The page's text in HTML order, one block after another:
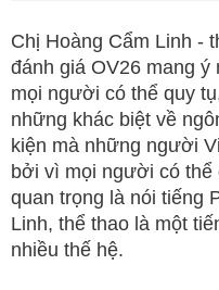
Chị Hoàng Cẩm Linh -
đánh giá OV26 mang
mọi người có thể quy
những khác biệt về
kiện mà những người
bởi vì mọi người có thể
quan trọng là nói tiếng
Linh, thể thao là một
nhiều thế hệ.